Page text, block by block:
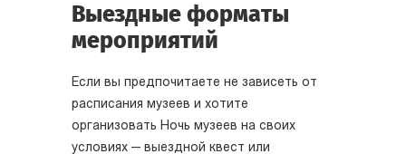
Выездные форматы
мероприятий
Если вы предпочитаете не зависеть от
расписания музеев и хотите
организовать Ночь музеев на своих
условиях — выездной квест или